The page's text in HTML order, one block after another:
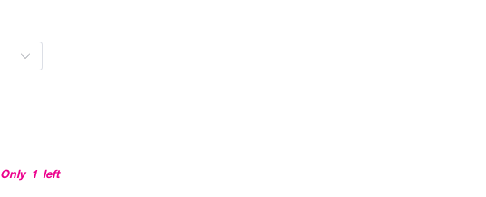
Only 1 left